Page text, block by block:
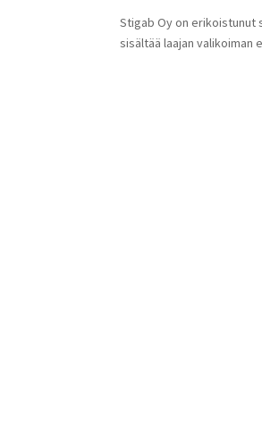
Stigab Oy on erikoistunut
sisältää laajan valikoiman